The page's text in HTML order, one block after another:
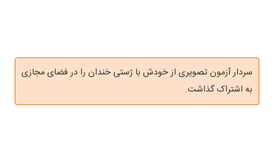
سردار آزمون تصویری از خودش با ژستی خندان را در فضای مجازی
به اشتراک گذاشت.